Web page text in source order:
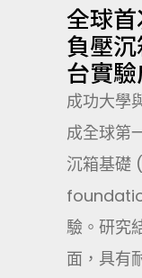
全球
負壓
台實
成功大學
成全球第
沉箱基
驗。研究
面，具有